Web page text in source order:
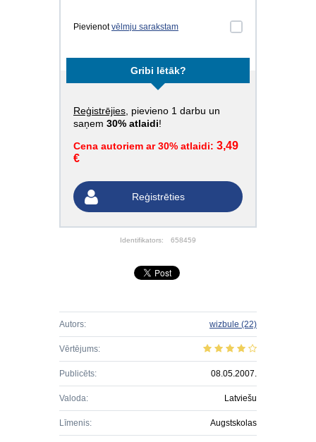
Pievienotvēlmju sarakstam
Gribi lētāk?
Reģistrējies , pievieno 1 darbu un
saņem 30% atlaidi!
Cena autoriem ar 30% atlaidi: 3,49
€
Reģistrēties
Identifikators: 658459
Autors: wizbule (22)
Vērtējums:
Publicēts: 08.05.2007.
Valoda: Latviešu
Līmenis: Augstskolas